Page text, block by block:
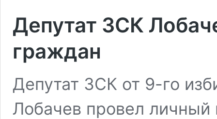
Депутат ЗСК
граждан
Депутат ЗСК от 9-го
Лобачев провел